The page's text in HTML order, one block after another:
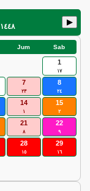
١٨ Rabiul Awwal ١٤٤٨ ▶
Jum Sab
1
١٧
7
٢٣
8
٢٤
14
١
15
٢
21
٨
22
٩
28
١٥
29
١٦